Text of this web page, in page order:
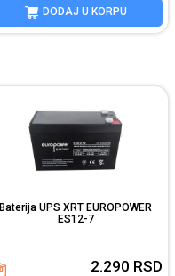
DODAJ U KORPU
Baterija UPS XRT EUROPOWER
ES12-7
2.290 RSD